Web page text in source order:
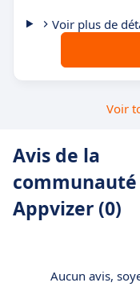
Voir plus de
Voir
Avis de la
communauté
Appvizer (0)
Aucun avis,